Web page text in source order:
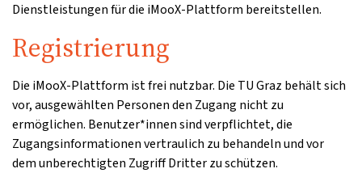
Dienstleistungen für die iMooX-Plattform bereitstellen.
Registrierung
Die iMooX-Plattform ist frei nutzbar. Die TU Graz behält sich
vor, ausgewählten Personen den Zugang nicht zu
ermöglichen. Benutzer*innen sind verpflichtet, die
Zugangsinformationen vertraulich zu behandeln und vor
dem unberechtigten Zugriff Dritter zu schützen.